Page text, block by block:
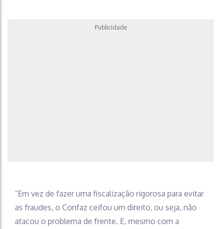
Publicidade
“Em vez de fazer uma fiscalização rigorosa para evitar
as fraudes, o Confaz ceifou um direito, ou seja, não
atacou o problema de frente. E, mesmo com a